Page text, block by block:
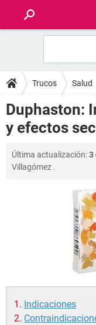
FOROS
SALUD
FAMILIA
NUTRICIÓN
Trucos Salud
Duphaston:
y efectos
Última actualización:3
Villagómez .
Indicaciones